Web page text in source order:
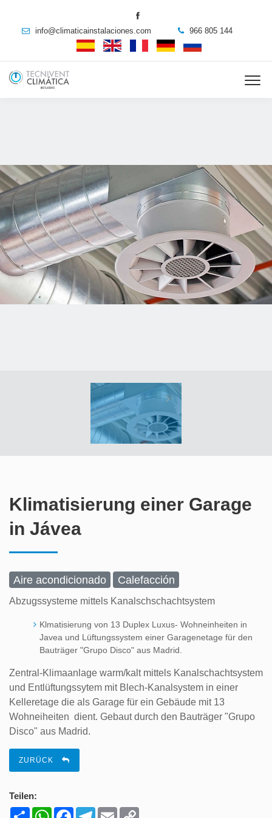
info@climaticainstalaciones.com 966 805 144
Klimatisierung einer Garage
in Jávea
Aire acondicionado Calefacción
Abzugssysteme mittels Kanalschschachtsystem
Klmatisierung von 13 Duplex Luxus- Wohneinheiten in
Javea und Lüftungssystem einer Garagenetage für den
Bauträger "Grupo Disco" aus Madrid.
Zentral-Klimaanlage warm/kalt mittels Kanalschachtsystem
und Entlüftungssytem mit Blech-Kanalsystem in einer
Kelleretage die als Garage für ein Gebäude mit 13
Wohneiheiten dient. Gebaut durch den Bauträger "Grupo
Disco" aus Madrid.
ZURÜCK
Teilen:
ShareWhatsAppFacebookTelegram
Email